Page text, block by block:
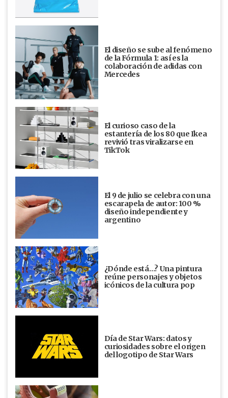
El diseño se sube al fenómeno
de la Fórmula 1: así es la
colaboración de adidas con
Mercedes
El curioso caso de la
estantería de los 80 que Ikea
revivió tras viralizarse en
TikTok
El 9 de julio se celebra con una
escarapela de autor: 100 %
diseño independiente y
argentino
¿Dónde está…? Una pintura
reúne personajes y objetos
icónicos de la cultura pop
Día de Star Wars: datos y
curiosidades sobre el origen
del logotipo de Star Wars